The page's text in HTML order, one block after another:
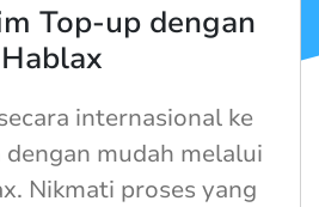
Top-up dengan
Hablax
internasional ke
mudah melalui
Nikmati proses yang